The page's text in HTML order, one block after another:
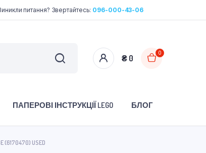
питання? Звертайтесь: 096-000-43-06
₴ 0
0
ПАПЕРОВІ ІНСТРУКЦІЇ LEGO БЛОГ
(6170470) USED